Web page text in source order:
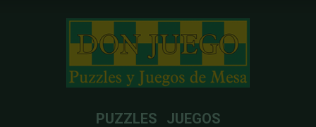
PUZZLES JUEGOS